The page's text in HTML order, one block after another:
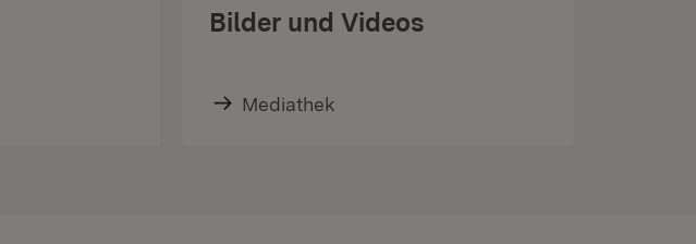
Bilder und Videos
Mediathek